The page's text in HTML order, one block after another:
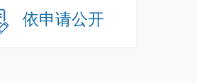
依申请公开